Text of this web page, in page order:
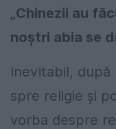
„Chinezii au
noștri abia se
Inevitabil, după
spre religie și
vorba despre